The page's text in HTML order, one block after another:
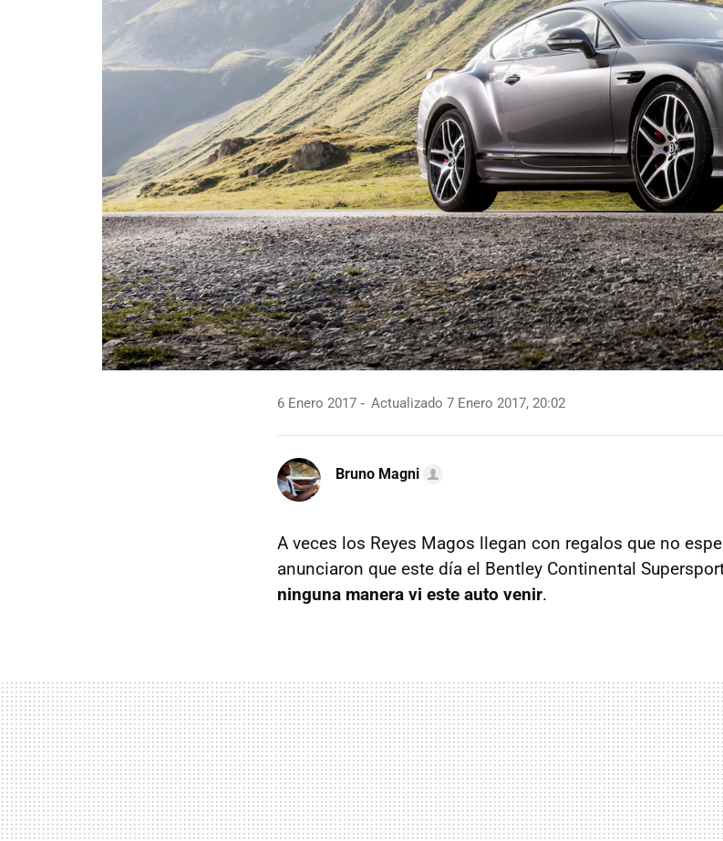
6 Enero 2017 Actualizado 7 Enero 2017, 20:02
Bruno Magni
A veces los Reyes Magos llegan con regalos que no
anunciaron que este día el Bentley Continental
ninguna manera vi este auto venir.